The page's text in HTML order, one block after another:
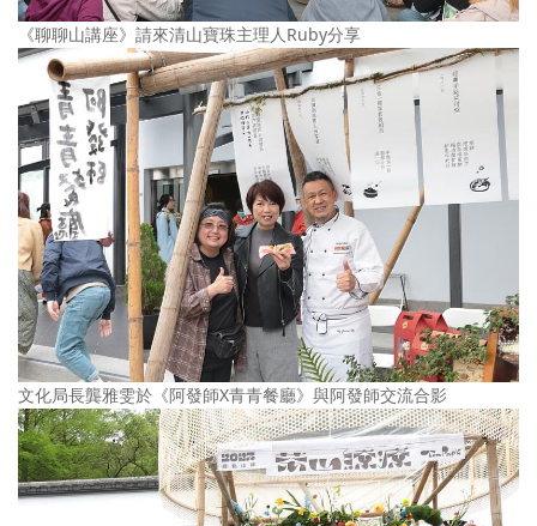
《聊聊山講座》請來清山寶珠主理人Ruby分享
文化局長龔雅雯於《阿發師X青青餐廳》與阿發師交流合影